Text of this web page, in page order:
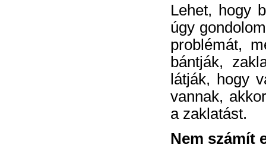
Lehet, hogy
úgy
problémát,
bántják,
látják, hogy
vannak,
a zaklatást.
Nem számít